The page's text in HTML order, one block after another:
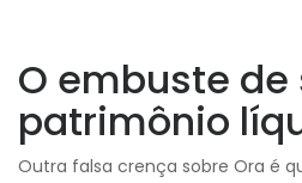
O embuste de
patrimônio
Outra falsa crença sobre Ora é